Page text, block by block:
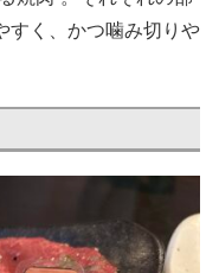
すく、かつ噛み切りや